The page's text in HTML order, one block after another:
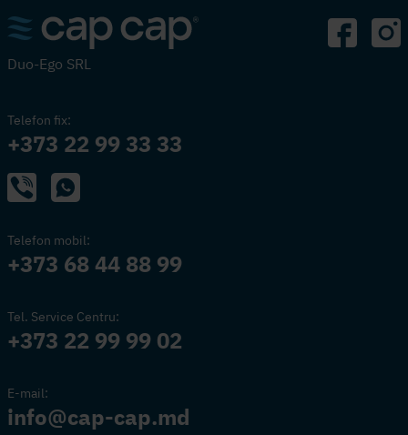
Duo-Ego SRL
Telefon fix:
+373 22 99 33 33
Telefon mobil:
+373 68 44 88 99
Tel. Service Centru:
+373 22 99 99 02
E-mail:
info@cap-cap.md